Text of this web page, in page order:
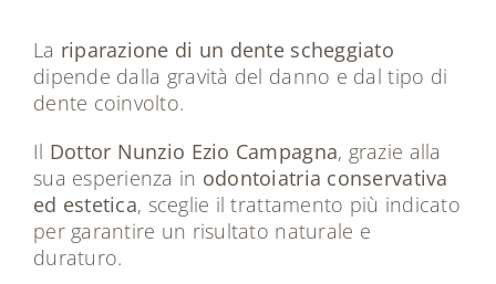
La riparazione di un dente scheggiato
dipende dalla gravità del danno e dal tipo di
dente coinvolto.
Il Dottor Nunzio Ezio Campagna, grazie alla
sua esperienza in odontoiatria conservativa
ed estetica, sceglie il trattamento più indicato
per garantire un risultato naturale e
duraturo.